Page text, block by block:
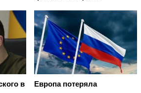
в
Европа потеряла